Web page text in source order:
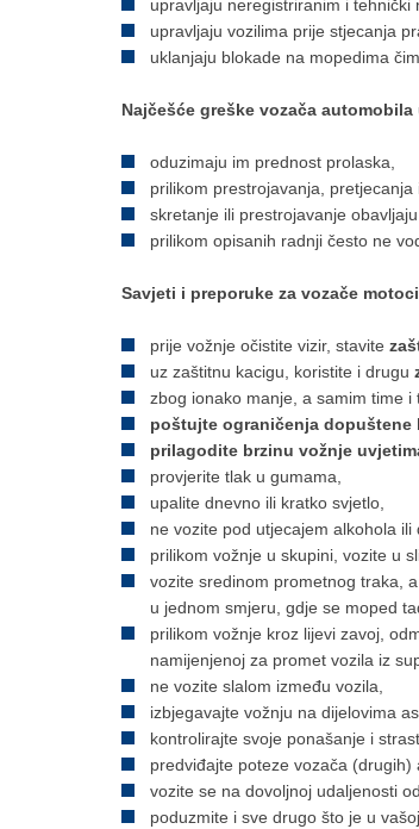
upravljaju neregistriranim i tehnički
upravljaju vozilima prije stjecanja
uklanjaju blokade na mopedima
Najčešće greške vozača
oduzimaju im prednost prolaska,
prilikom prestrojavanja,
skretanje ili prestrojavanje
prilikom opisanih radnji često ne
Savjeti i preporuke za vozače
prije vožnje očistite vizir, stavite
uz zaštitnu kacigu, koristite i drugu
zbog ionako manje, a samim time i
poštujte ograničenja dopuštene
prilagodite brzinu vožnje
provjerite tlak u gumama,
upalite dnevno ili kratko svjetlo,
ne vozite pod utjecajem alkohola ili
prilikom vožnje u skupini, vozite u
vozite sredinom prometnog traka,
u jednom smjeru, gdje se moped
prilikom vožnje kroz lijevi zavoj,
namijenjenoj za promet vozila iz
ne vozite slalom između vozila,
izbjegavajte vožnju na dijelovima
kontrolirajte svoje ponašanje i
predviđajte poteze vozača (drugih)
vozite se na dovoljnoj udaljenosti
poduzmite i sve drugo što je u